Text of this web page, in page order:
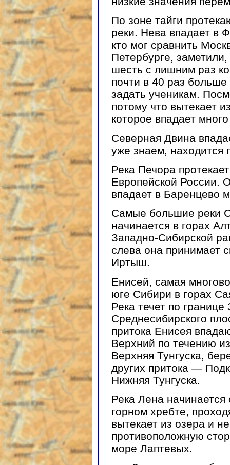
По зоне тайги
реки. Нева впадает в
кто мог сравнить
Петербурге,
шесть с лишним раз
почти в 40 раз
задать ученикам.
потому что вытекает
которое впадает
Северная Двина
уже знаем, находится
Река Печора
Европейской России.
впадает в Баренцево
Самые большие реки
начинается в горах
Западно-Сибирской
слева она принимает
Иртыш.
Енисей, самая
юге Сибири в горах
Река течет по
Среднесибирского
притока Енисея
Верхний по течению
Верхняя Тунгуска,
других притока —
Нижняя Тунгуска.
Река Лена начинается
горном хребте,
вытекает из озера и
противоположную
море Лаптевых.